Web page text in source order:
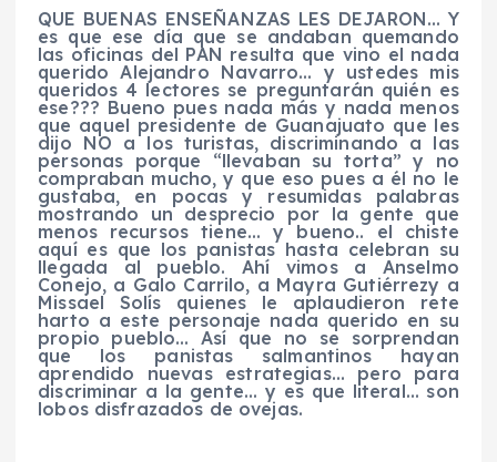
QUE BUENAS ENSEÑANZAS LES DEJARON… Y
es que ese día que se andaban quemando
las oficinas del PAN resulta que vino el nada
querido Alejandro Navarro… y ustedes mis
queridos 4 lectores se preguntarán quién es
ese??? Bueno pues nada más y nada menos
que aquel presidente de Guanajuato que les
dijo NO a los turistas, discriminando a las
personas porque “llevaban su torta” y no
compraban mucho, y que eso pues a él no le
gustaba, en pocas y resumidas palabras
mostrando un desprecio por la gente que
menos recursos tiene… y bueno..el chiste
aquí es que los panistas hasta celebran su
llegada al pueblo. Ahí vimos a Anselmo
Conejo, a Galo Carrilo, a Mayra Gutiérrezy a
Missael Solís quienes le aplaudieron rete
harto a este personaje nada querido en su
propio pueblo… Así que no se sorprendan
que los panistas salmantinos hayan
aprendido nuevas estrategias… pero para
discriminar a la gente… y es que literal… son
lobos disfrazados de ovejas.